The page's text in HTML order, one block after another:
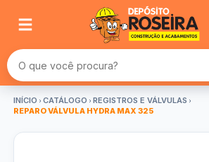
Buscar produtos
INÍCIO CATÁLOGO
REGISTROS E VÁLVULAS
REPARO VÁLVULA HYDRA MAX 325